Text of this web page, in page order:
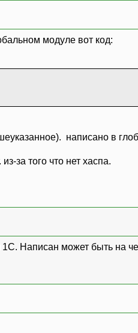
модуле вот код:
написано в
за того что нет хаспа.
Написан может быть на